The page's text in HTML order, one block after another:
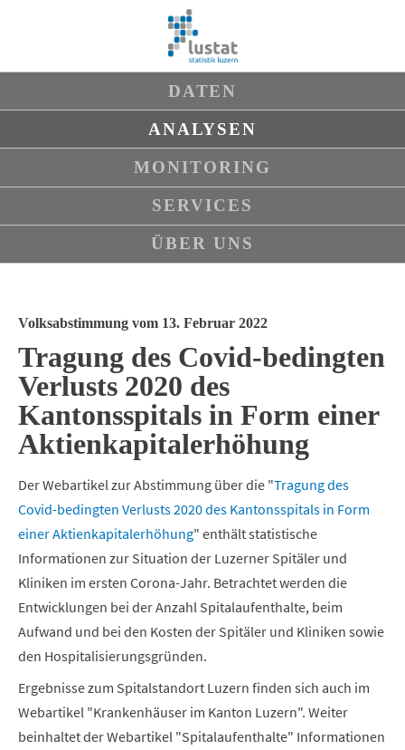
überspringen
DATEN
ANALYSEN
MONITORING
SERVICES
ÜBER UNS
Volksabstimmung vom 13. Februar 2022
Tragung des Covid-bedingten
Verlusts 2020 des
Kantonsspitals in Form einer
Aktienkapitalerhöhung
Der Webartikel zur Abstimmung über die "Tragung des
Covid-bedingten Verlusts 2020 des Kantonsspitals in Form
einer Aktienkapitalerhöhung" enthält statistische
Informationen zur Situation der Luzerner Spitäler und
Kliniken im ersten Corona-Jahr. Betrachtet werden die
Entwicklungen bei der Anzahl Spitalaufenthalte, beim
Aufwand und bei den Kosten der Spitäler und Kliniken sowie
den Hospitalisierungsgründen.
Ergebnisse zum Spitalstandort Luzern finden sich auch im
Webartikel "Krankenhäuser im Kanton Luzern". Weiter
beinhaltet der Webartikel "Spitalaufenthalte" Informationen